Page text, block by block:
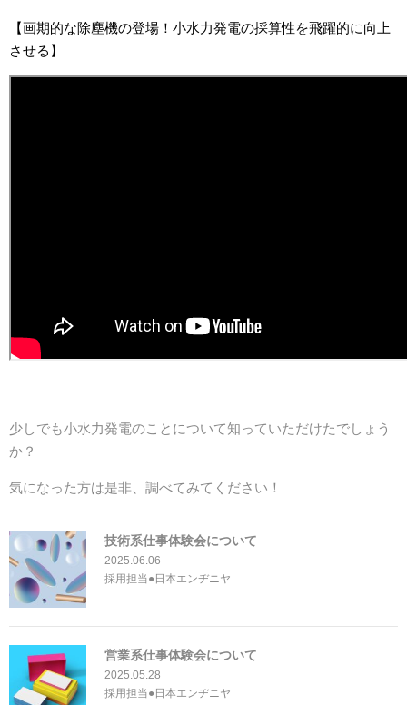
【画期的な除塵機の登場！小水力発電の採算性を飛躍的に向上
させる】
少しでも小水力発電のことについて知っていただけたでしょう
か？
気になった方は是非、調べてみてください！
技術系仕事体験会について
2025.06.06
採用担当●日本エンヂニヤ
営業系仕事体験会について
2025.05.28
採用担当●日本エンヂニヤ